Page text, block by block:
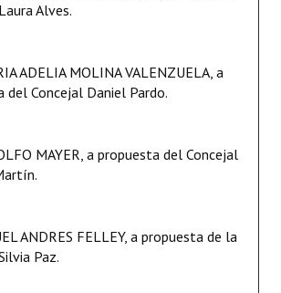
Alves.
ADELIA MOLINA VALENZUELA, a
del Concejal Daniel Pardo.
MAYER, a propuesta del Concejal
ANDRES FELLEY, a propuesta de la
Paz.